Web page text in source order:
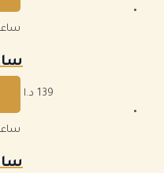
139 د.ا